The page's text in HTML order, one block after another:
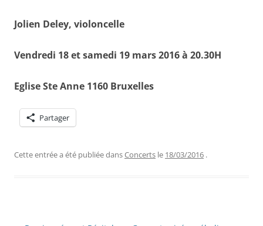
Jolien Deley, violoncelle
Vendredi 18 et samedi 19 mars 2016 à 20.30H
Eglise Ste Anne 1160 Bruxelles
Partager
Cette entrée a été publiée dansConcerts le 18/03/2016 .